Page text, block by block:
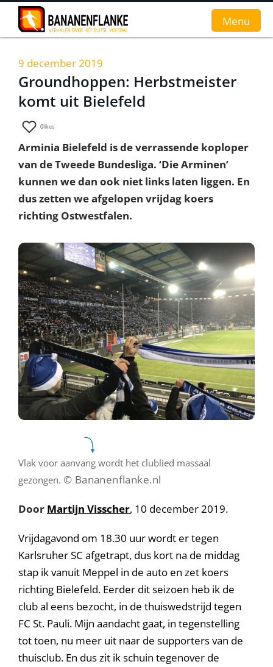
Home
Nieuws
Interviews
Groundhopverhalen
De fans
Achtergrond
Menu
9 december 2019
Groundhoppen: Herbstmeister
komt uit Bielefeld
0likes
Arminia Bielefeld is de verrassende koploper
van de Tweede Bundesliga. ‘Die Arminen’
kunnen we dan ook niet links laten liggen. En
dus zetten we afgelopen vrijdag koers
richting Ostwestfalen.
Vlak voor aanvang wordt het clublied massaal
gezongen. © Bananenflanke.nl
Door Martijn Visscher, 10 december 2019.
Vrijdagavond om 18.30 uur wordt er tegen
Karlsruher SC afgetrapt, dus kort na de middag
stap ik vanuit Meppel in de auto en zet koers
richting Bielefeld. Eerder dit seizoen heb ik de
club al eens bezocht, in de thuiswedstrijd tegen
FC St. Pauli. Mijn aandacht gaat, in tegenstelling
tot toen, nu meer uit naar de supporters van de
thuisclub. En dus zit ik schuin tegenover de